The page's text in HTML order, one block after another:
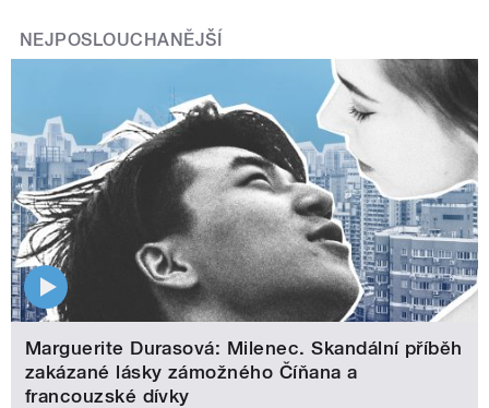
NEJPOSLOUCHANĚJŠÍ
Marguerite Durasová: Milenec. Skandální příběh
zakázané lásky zámožného Číňana a
francouzské dívky